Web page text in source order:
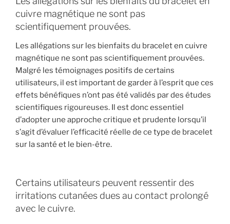
cuivre magnétique ne sont pas
scientifiquement prouvées.
Les allégations sur les bienfaits du bracelet en cuivre
magnétique ne sont pas scientifiquement prouvées.
Malgré les témoignages positifs de certains
utilisateurs, il est important de garder à l’esprit que ces
effets bénéfiques n’ont pas été validés par des études
scientifiques rigoureuses. Il est donc essentiel
d’adopter une approche critique et prudente lorsqu’il
s’agit d’évaluer l’efficacité réelle de ce type de bracelet
sur la santé et le bien-être.
Certains utilisateurs peuvent ressentir des
irritations cutanées dues au contact prolongé
avec le cuivre.